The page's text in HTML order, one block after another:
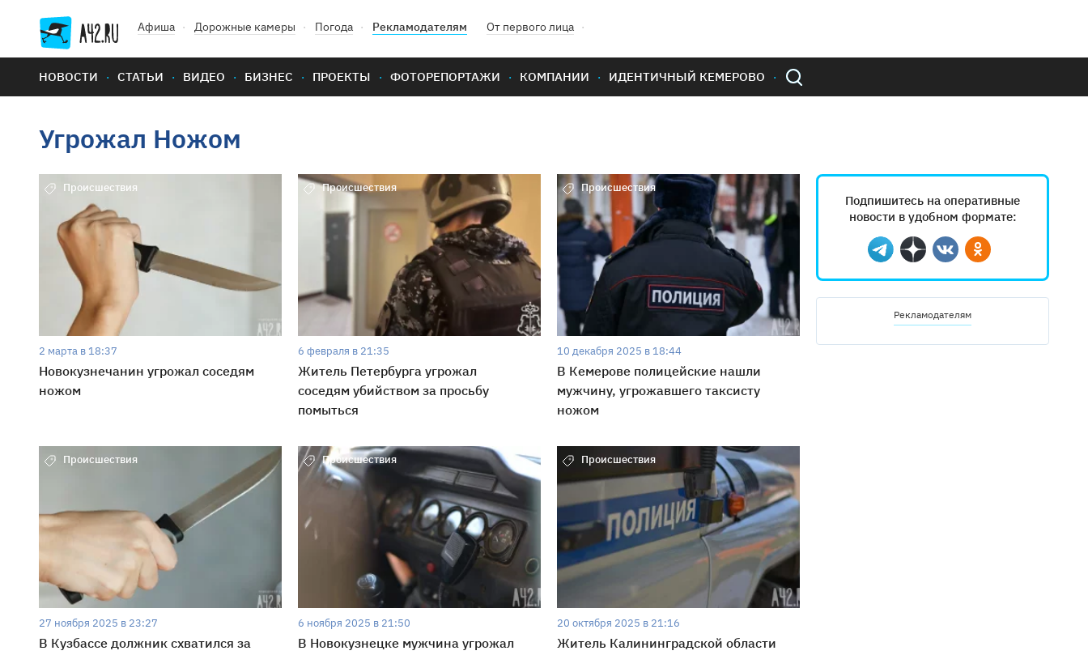
Афиша Дорожные камеры Погода Рекламодателям От первого лица
НОВОСТИ СТАТЬИ ВИДЕО БИЗНЕС ПРОЕКТЫ ФОТОРЕПОРТАЖИ КОМПАНИИ ИДЕНТИЧНЫЙ КЕМЕРОВО
Угрожал Ножом
Происшествия
2 марта в 18:37
Новокузнечанин угрожал соседям
ножом
Происшествия
6 февраля в 21:35
Житель Петербурга угрожал
соседям убийством за просьбу
помыться
Происшествия
10 декабря 2025 в 18:44
В Кемерове полицейские нашли
мужчину, угрожавшего таксисту
ножом
Происшествия
27 ноября 2025 в 23:27
В Кузбассе должник схватился за
Происшествия
6 ноября 2025 в 21:50
В Новокузнецке мужчина угрожал
Происшествия
20 октября 2025 в 21:16
Житель Калининградской области
Подпишитесь на оперативные
новости в удобном формате:
Telegram
ДзенВконтактеОдноклассники
Рекламодателям